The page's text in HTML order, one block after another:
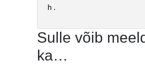
h .
Sulle võib
ka…